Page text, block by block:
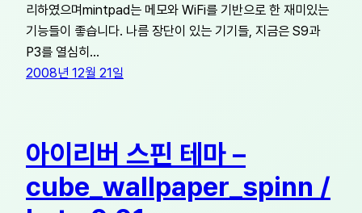
리하였으며mintpad는 메모와 WiFi를 기반으로 한 재미있는
기능들이 좋습니다. 나름 장단이 있는 기기들, 지금은 S9과
P3를 열심히…
2008년 12월 21일
아이리버 스핀 테마 –
cube_wallpaper_spinn /